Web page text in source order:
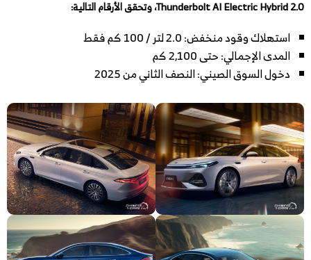
Thunderbolt AI Electric Hybrid 2.0، وتحقق الأرقام التالية:
استهلاك وقود منخفض: 2.0 لتر / 100 كم فقط
المدى الإجمالي: حتى 2,100 كم
دخول السوق الصيني: النصف الثاني من 2025